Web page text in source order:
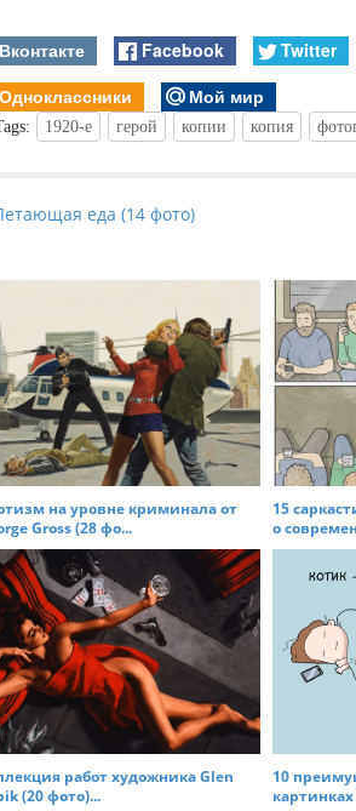
Вконтакте Facebook
Twitter
Одноклассники
Мой мир
1920-е герой копии копия
еда (14 фото)
на уровне криминала от
Gross (28 фо...
15
о
работ художника Glen
(20 фото)...
10